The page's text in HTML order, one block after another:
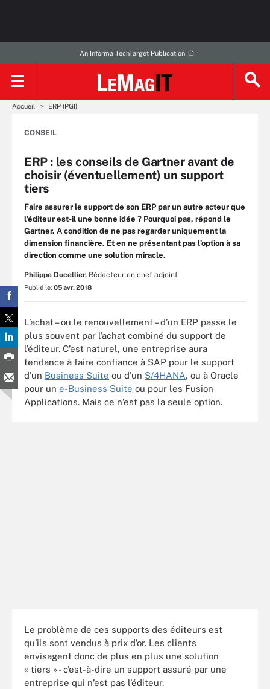
An Informa TechTarget Publication
Accueil ERP (PGI)
CONSEIL
ERP : les conseils de Gartner avant de
choisir (éventuellement) un support
tiers
Faire assurer le support de son ERP par un autre acteur que
l’éditeur est-il une bonne idée ? Pourquoi pas, répond le
Gartner. A condition de ne pas regarder uniquement la
dimension financière. Et en ne présentant pas l’option à sa
direction comme une solution miracle.
Philippe Ducellier, Rédacteur en chef adjoint
Publié le: 05 avr. 2018
L’achat – ou le renouvellement – d’un ERP passe le
plus souvent par l’achat combiné du support de
l’éditeur. C’est naturel, une entreprise aura
tendance à faire confiance à SAP pour le support
d’un Business Suite ou d’un S/4HANA, ou à Oracle
pour un e-Business Suite ou pour les Fusion
Applications. Mais ce n’est pas la seule option.
Le problème de ces supports des éditeurs est
qu’ils sont vendus à prix d’or. Les clients
envisagent donc de plus en plus une solution
« tiers » - c’est-à-dire un support assuré par une
entreprise qui n’est pas l’éditeur.